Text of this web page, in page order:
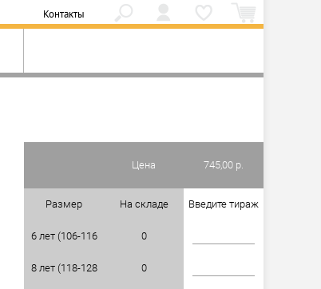
Контакты
Цена 745,00 р.
Размер На складе Введите тираж
6 лет (106-116
см)
0
8 лет (118-128 0